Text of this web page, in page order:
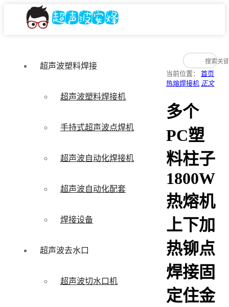
超声波塑料焊接
超声波塑料焊接机
手持式超声波点焊机
超声波自动化焊接机
超声波自动化配套
焊接设备
超声波去水口
超声波切水口机
当前位置： 首页
热熔焊接机 正文
多个
PC塑
料柱子
1800W
热熔机
上下加
热铆点
焊接固
定住金